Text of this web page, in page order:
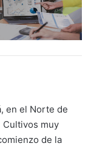
en el Norte de
Cultivos muy
de la